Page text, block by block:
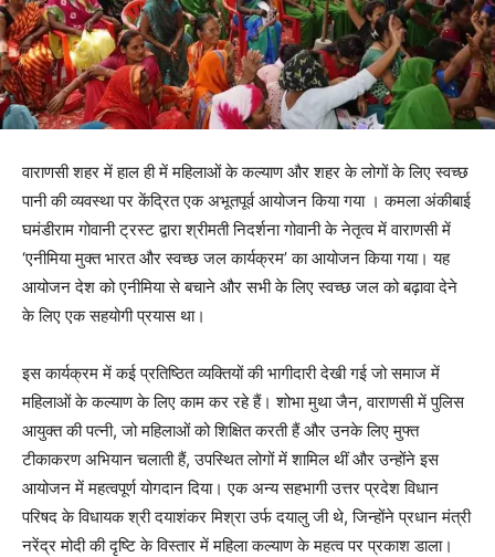
वाराणसी शहर में हाल ही में महिलाओं के कल्याण और शहर के लोगों के लिए स्वच्छ
पानी की व्यवस्था पर केंद्रित एक अभूतपूर्व आयोजन किया गया । कमला अंकीबाई
घमंडीराम गोवानी ट्रस्ट द्वारा श्रीमती निदर्शना गोवानी के नेतृत्व में वाराणसी में
‘एनीमिया मुक्त भारत और स्वच्छ जल कार्यक्रम’ का आयोजन किया गया। यह
आयोजन देश को एनीमिया से बचाने और सभी के लिए स्वच्छ जल को बढ़ावा देने
के लिए एक सहयोगी प्रयास था।
इस कार्यक्रम में कई प्रतिष्ठित व्यक्तियों की भागीदारी देखी गई जो समाज में
महिलाओं के कल्याण के लिए काम कर रहे हैं। शोभा मुथा जैन, वाराणसी में पुलिस
आयुक्त की पत्नी, जो महिलाओं को शिक्षित करती हैं और उनके लिए मुफ्त
टीकाकरण अभियान चलाती हैं, उपस्थित लोगों में शामिल थीं और उन्होंने इस
आयोजन में महत्वपूर्ण योगदान दिया। एक अन्य सहभागी उत्तर प्रदेश विधान
परिषद के विधायक श्री दयाशंकर मिश्रा उर्फ ​​दयालु जी थे, जिन्होंने प्रधान मंत्री
नरेंद्र मोदी की दृष्टि के विस्तार में महिला कल्याण के महत्व पर प्रकाश डाला।